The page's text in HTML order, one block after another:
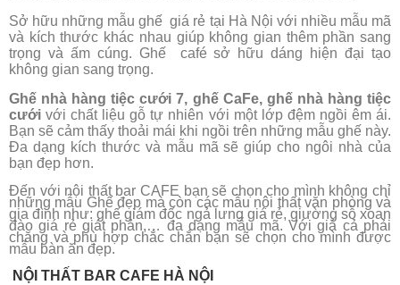
Sở hữu những mẫu ghế giá rẻ tại Hà Nội với nhiều mẫu mã
và kích thước khác nhau giúp không gian thêm phần sang
trọng và ấm cúng. Ghế café sở hữu dáng hiện đại tạo
không gian sang trọng.
Ghế nhà hàng tiệc cưới 7, ghế CaFe, ghế nhà hàng tiệc
cưới với chất liệu gỗ tự nhiên với một lớp đệm ngồi êm ái.
Bạn sẽ cảm thấy thoải mái khi ngồi trên những mẫu ghế này.
Đa dạng kích thước và mẫu mã sẽ giúp cho ngôi nhà của
bạn đẹp hơn.
Đến với nội thất bar CAFE bạn sẽ chọn cho mình không chỉ
những mẫu Ghế đẹp mà còn các mẫu nội thất văn phòng và
gia đình như: ghế giám đốc ngả lưng giá rẻ, giường sỗ xoan
đào giá rẻ giát phản,… đa dạng mẫu mã. Với giá cả phải
chăng và phù hợp chắc chắn bạn sẽ chọn cho mình được
mẫu bàn ăn đẹp.
NỘI THẤT BAR CAFE HÀ NỘI